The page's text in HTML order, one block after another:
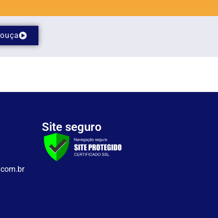
ouça
Site seguro